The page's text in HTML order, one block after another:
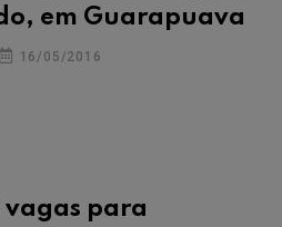
em Guarapuava
16/05/2016
vagas para